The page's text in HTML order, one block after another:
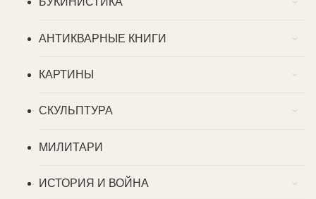
АНТИКВАРНЫЕ КНИГИ
КАРТИНЫ
СКУЛЬПТУРА
МИЛИТАРИ
ИСТОРИЯ И ВОЙНА